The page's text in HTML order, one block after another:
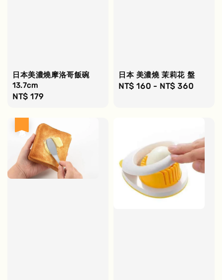
日本美濃燒摩洛哥飯碗
13.7cm
Regular
NT$ 179
日本 美濃燒 茉莉花 盤
Regular
NT$ 160 - NT$ 360